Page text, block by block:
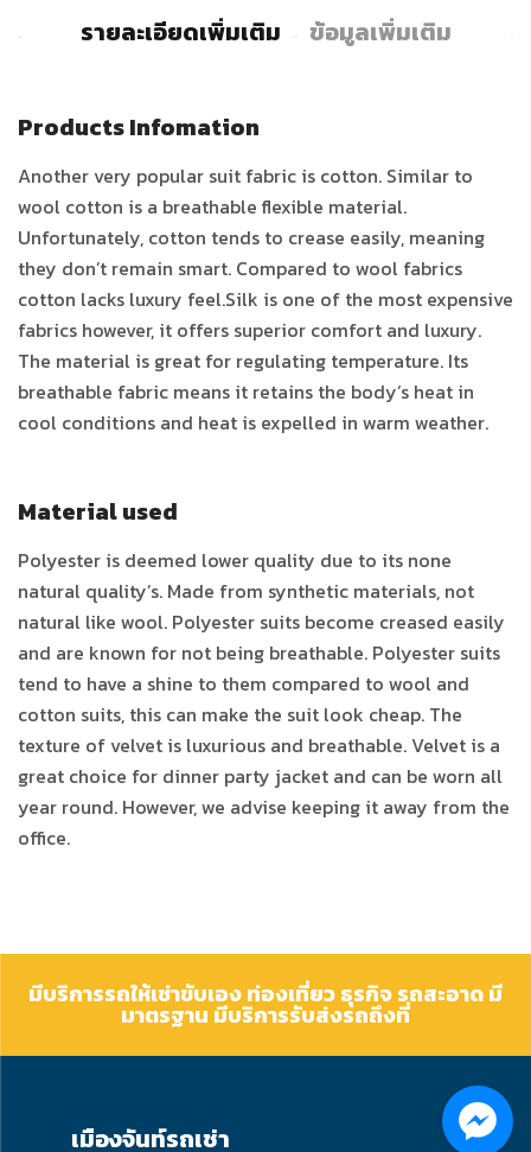
รายละเอียดเพิ่มเติม ข้อมูลเพิ่มเติม
Products Infomation
Another very popular suit fabric is cotton. Similar to
wool cotton is a breathable flexible material.
Unfortunately, cotton tends to crease easily, meaning
they don’t remain smart. Compared to wool fabrics
cotton lacks luxury feel.Silk is one of the most expensive
fabrics however, it offers superior comfort and luxury.
The material is great for regulating temperature. Its
breathable fabric means it retains the body’s heat in
cool conditions and heat is expelled in warm weather.
Material used
Polyester is deemed lower quality due to its none
natural quality’s. Made from synthetic materials, not
natural like wool. Polyester suits become creased easily
and are known for not being breathable. Polyester suits
tend to have a shine to them compared to wool and
cotton suits, this can make the suit look cheap. The
texture of velvet is luxurious and breathable. Velvet is a
great choice for dinner party jacket and can be worn all
year round. However, we advise keeping it away from the
office.
มีบริการรถให้เช่าขับเอง ท่องเที่ยว ธุรกิจ รถสะอาด มี
มาตรฐาน มีบริการรับส่งรถถึงที่
เมืองจันท์รถเช่า